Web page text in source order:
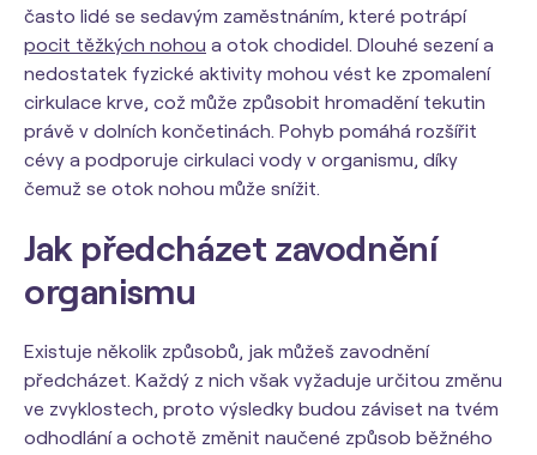
často lidé se sedavým zaměstnáním, které potrápí
pocit těžkých nohou a otok chodidel. Dlouhé sezení a
nedostatek fyzické aktivity mohou vést ke zpomalení
cirkulace krve, což může způsobit hromadění tekutin
právě v dolních končetinách. Pohyb pomáhá rozšířit
cévy a podporuje cirkulaci vody v organismu, díky
čemuž se otok nohou může snížit.
Jak předcházet zavodnění
organismu
Existuje několik způsobů, jak můžeš zavodnění
předcházet. Každý z nich však vyžaduje určitou změnu
ve zvyklostech, proto výsledky budou záviset na tvém
odhodlání a ochotě změnit naučené způsob běžného